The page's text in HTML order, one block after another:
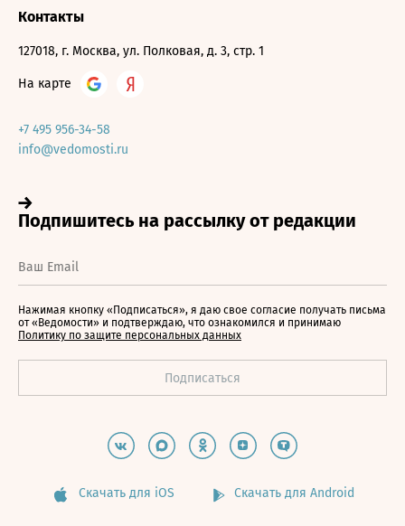
Контакты
127018, г. Москва, ул. Полковая, д. 3, стр. 1
На карте
+7 495 956-34-58
info@vedomosti.ru
Нажимая кнопку «Подписаться», я даю свое согласие получать письма
от «Ведомости» и подтверждаю, что ознакомился и принимаю
Политику по защите персональных данных
Скачать для iOS Скачать для Android